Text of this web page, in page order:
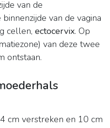
van de
van de vagina
cellen, ectocervix. Op
van deze twee
ontstaan.
cm verstreken en 10 cm